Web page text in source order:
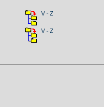
V - Z
V - Z